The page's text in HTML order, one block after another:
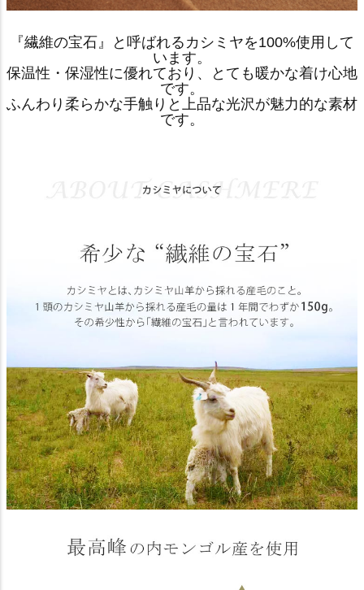
『繊維の宝石』と呼ばれるカシミヤを100%使用して
います。
保温性・保湿性に優れており、とても暖かな着け心地
です。
ふんわり柔らかな手触りと上品な光沢が魅力的な素材
です。